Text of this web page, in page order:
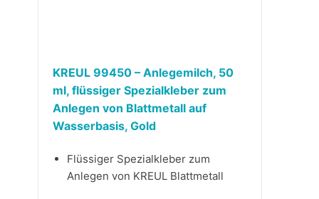
KREUL 99450 – Anlegemilch, 50
ml, flüssiger Spezialkleber zum
Anlegen von Blattmetall auf
Wasserbasis, Gold
Flüssiger Spezialkleber zum
Anlegen von KREUL Blattmetall